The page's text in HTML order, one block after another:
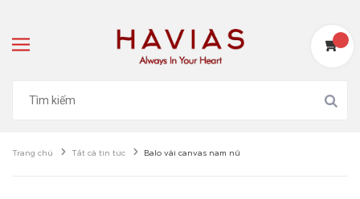
Trang chủ Tất cả tin tức Balo vải canvas nam nữ